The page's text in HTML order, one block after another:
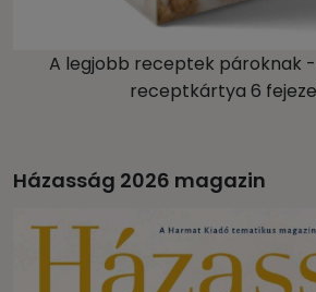
A legjobb receptek pároknak
receptkártya 6
Házasság 2026 magazin